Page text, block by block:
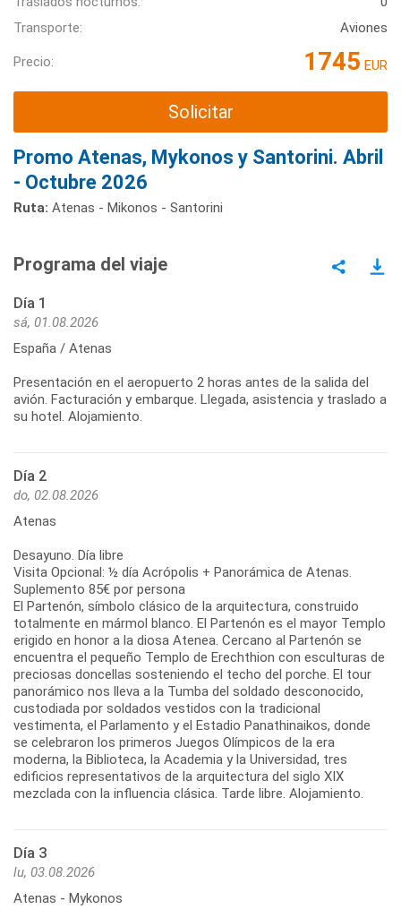
Transporte:
Aviones
Precio: 1745 EUR
Solicitar
Promo Atenas, Mykonos y Santorini. Abril
- Octubre 2026
Ruta: Atenas - Mikonos - Santorini
Programa del viaje
Día 1
sá, 01.08.2026
España / Atenas
Presentación en el aeropuerto 2 horas antes de la salida del
avión. Facturación y embarque. Llegada, asistencia y traslado a
su hotel. Alojamiento.
Día 2
do, 02.08.2026
Atenas
Desayuno. Día libre
Visita Opcional: ½ día Acrópolis + Panorámica de Atenas.
Suplemento 85€ por persona
El Partenón, símbolo clásico de la arquitectura, construido
totalmente en mármol blanco. El Partenón es el mayor Templo
erigido en honor a la diosa Atenea. Cercano al Partenón se
encuentra el pequeño Templo de Erechthion con esculturas de
preciosas doncellas sosteniendo el techo del porche. El tour
panorámico nos lleva a la Tumba del soldado desconocido,
custodiada por soldados vestidos con la tradicional
vestimenta, el Parlamento y el Estadio Panathinaikos, donde
se celebraron los primeros Juegos Olímpicos de la era
moderna, la Biblioteca, la Academia y la Universidad, tres
edificios representativos de la arquitectura del siglo XIX
mezclada con la influencia clásica. Tarde libre. Alojamiento.
Día 3
lu, 03.08.2026
Atenas - Mykonos